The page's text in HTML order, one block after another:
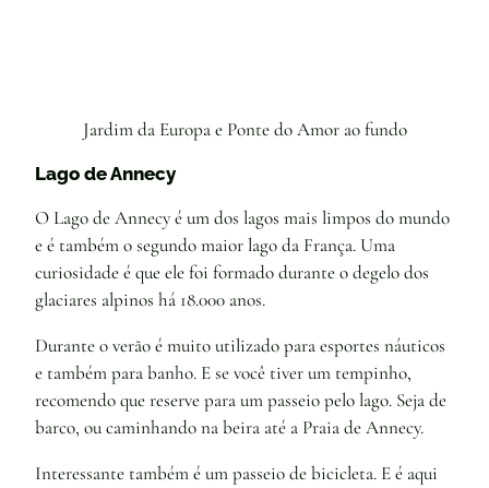
Jardim da Europa e Ponte do Amor ao fundo
Lago de Annecy
O Lago de Annecy é um dos lagos mais limpos do mundo
e é também o segundo maior lago da França. Uma
curiosidade é que ele foi formado durante o degelo dos
glaciares alpinos há 18.000 anos.
Durante o verão é muito utilizado para esportes náuticos
e também para banho. E se você tiver um tempinho,
recomendo que reserve para um passeio pelo lago. Seja de
barco, ou caminhando na beira até a Praia de Annecy.
Interessante também é um passeio de bicicleta. E é aqui